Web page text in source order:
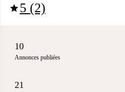
star5 (2)
10
Annonces publiées
21